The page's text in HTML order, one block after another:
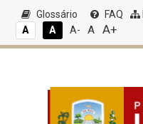
Glossário FAQ
A
A A- A A+